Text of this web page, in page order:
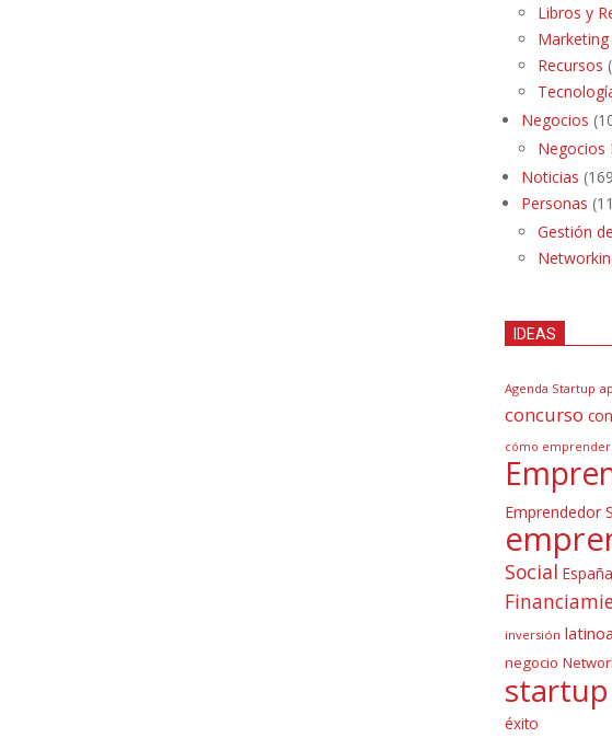
Libros y
Marketing
Recursos
Negocios
Negocios
Noticias
Personas
Gestión
IDEAS
Agenda Startup
concurso
cómo emprender
Emprendedor
Social España
inversión
negocio
startup
éxito